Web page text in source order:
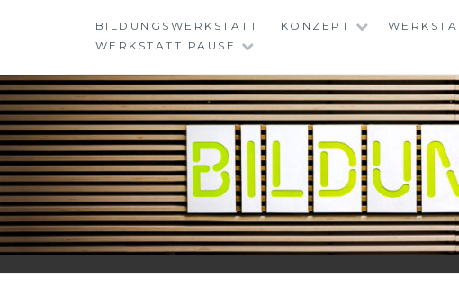
BILDUNGSWERKSTATT KONZEPT
WERKSTATT:PAUSE